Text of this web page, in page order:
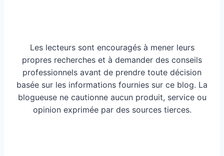
Les lecteurs sont encouragés à mener leurs
propres recherches et à demander des conseils
professionnels avant de prendre toute décision
basée sur les informations fournies sur ce blog. La
blogueuse ne cautionne aucun produit, service ou
opinion exprimée par des sources tierces.